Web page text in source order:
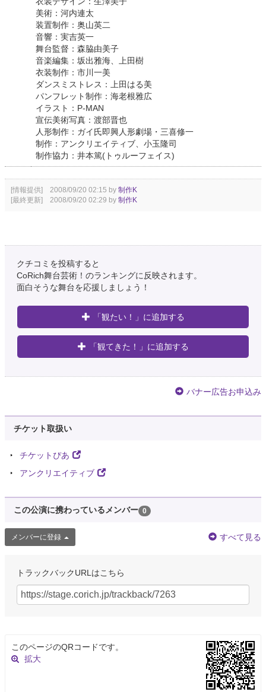
美術：河内連太
装置制作：奥山英二
音響：実吉英一
舞台監督：森脇由美子
音楽編集：坂出雅海、上田樹
衣装制作：市川一美
ダンスミストレス：上田はる美
パンフレット制作：海老根雅広
イラスト：P-MAN
宣伝美術写真：渡部晋也
人形制作：ガイ氏即興人形劇場・三喜修一
制作：アンクリエイティブ、小玉隆司
制作協力：井本篤(トゥルーフェイス)
[情報提供] 2008/09/20 02:15 by 制作K
[最終更新] 2008/09/20 02:29 by 制作K
クチコミを投稿すると
CoRich舞台芸術！のランキングに反映されます。
面白そうな舞台を応援しましょう！
「観たい！」に追加する
「観てきた！」に追加する
バナー広告お申込み
チケット取扱い
チケットぴあ
アンクリエイティブ
この公演に携わっているメンバー 0
メンバーに登録 すべて見る
トラックバックURLはこちら
このページのQRコードです。
拡大